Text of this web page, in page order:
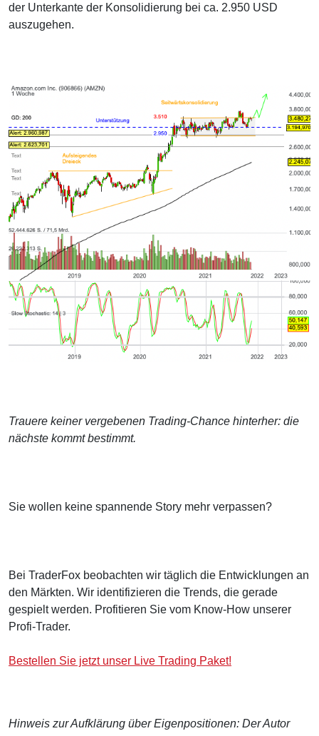
der Unterkante der Konsolidierung bei ca. 2.950 USD
auszugehen.
Trauere keiner vergebenen Trading-Chance hinterher: die
nächste kommt bestimmt.
Sie wollen keine spannende Story mehr verpassen?
Bei TraderFox beobachten wir täglich die Entwicklungen an
den Märkten. Wir identifizieren die Trends, die gerade
gespielt werden. Profitieren Sie vom Know-How unserer
Profi-Trader.
Bestellen Sie jetzt unser Live Trading Paket!
Hinweis zur Aufklärung über Eigenpositionen: Der Autor